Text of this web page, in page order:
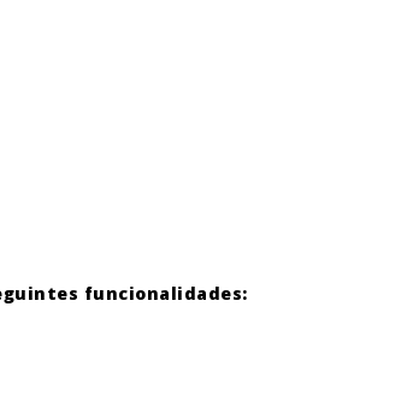
funcionalidades: